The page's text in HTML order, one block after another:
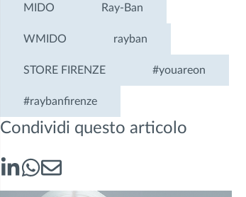
MIDO Ray-Ban
WMIDO rayban
STORE FIRENZE #youareon
#raybanfirenze
Condividi questo articolo